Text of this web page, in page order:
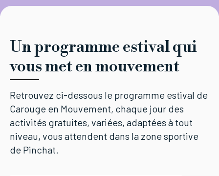
Un programme estival qui
vous met en mouvement
Retrouvez ci-dessous le programme estival de
Carouge en Mouvement, chaque jour des
activités gratuites, variées, adaptées à tout
niveau, vous attendent dans la zone sportive
de Pinchat.